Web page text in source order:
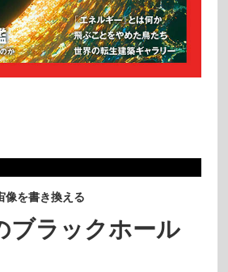
像を書き換える
ブラックホール